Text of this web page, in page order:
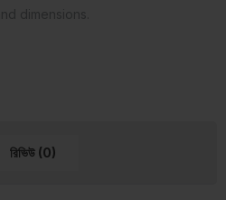
রিভিউ (0)